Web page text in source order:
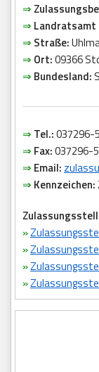
⇒
⇒
⇒ Straße:
⇒ Ort:09366
⇒ Bundesland:
⇒ Tel.:037296-
⇒ Fax:037296-
⇒ Email:
⇒ Kennzeichen:
»
»
»
»